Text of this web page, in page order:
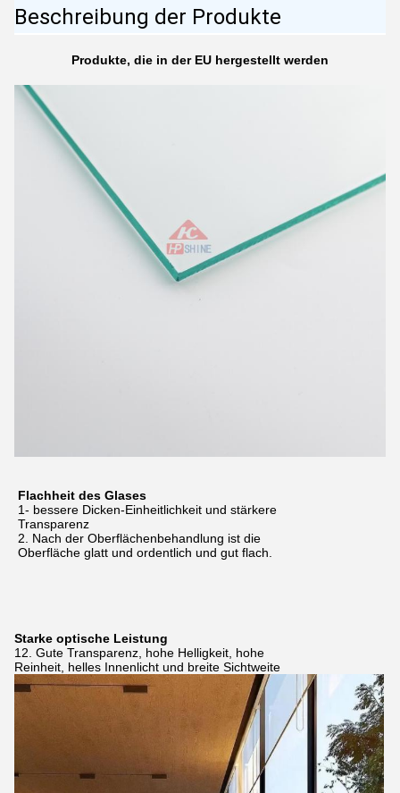
Beschreibung der Produkte
Produkte, die in der EU hergestellt werden
Flachheit des Glases
1- bessere Dicken-Einheitlichkeit und stärkere
Transparenz
2. Nach der Oberflächenbehandlung ist die
Oberfläche glatt und ordentlich und gut flach.
Starke optische Leistung
12. Gute Transparenz, hohe Helligkeit, hohe
Reinheit, helles Innenlicht und breite Sichtweite